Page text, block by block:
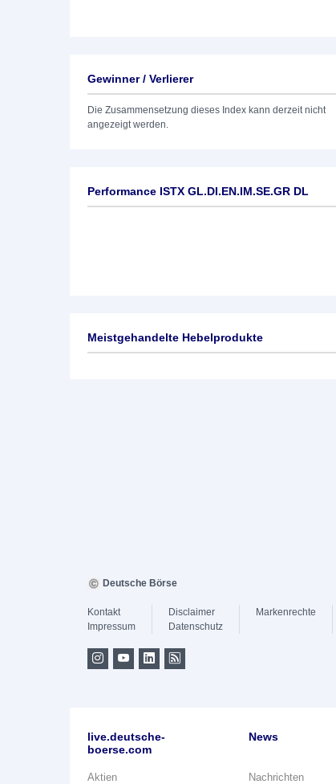
Gewinner / Verlierer
Die Zusammensetzung dieses Index kann derzeit nicht
angezeigt werden.
Performance ISTX GL.DI.EN.IM.SE.GR DL
Meistgehandelte Hebelprodukte
Deutsche Börse
Kontakt
Impressum
Disclaimer
Datenschutz
Markenrechte
live.deutsche-
boerse.com
Aktien
News
Nachrichten